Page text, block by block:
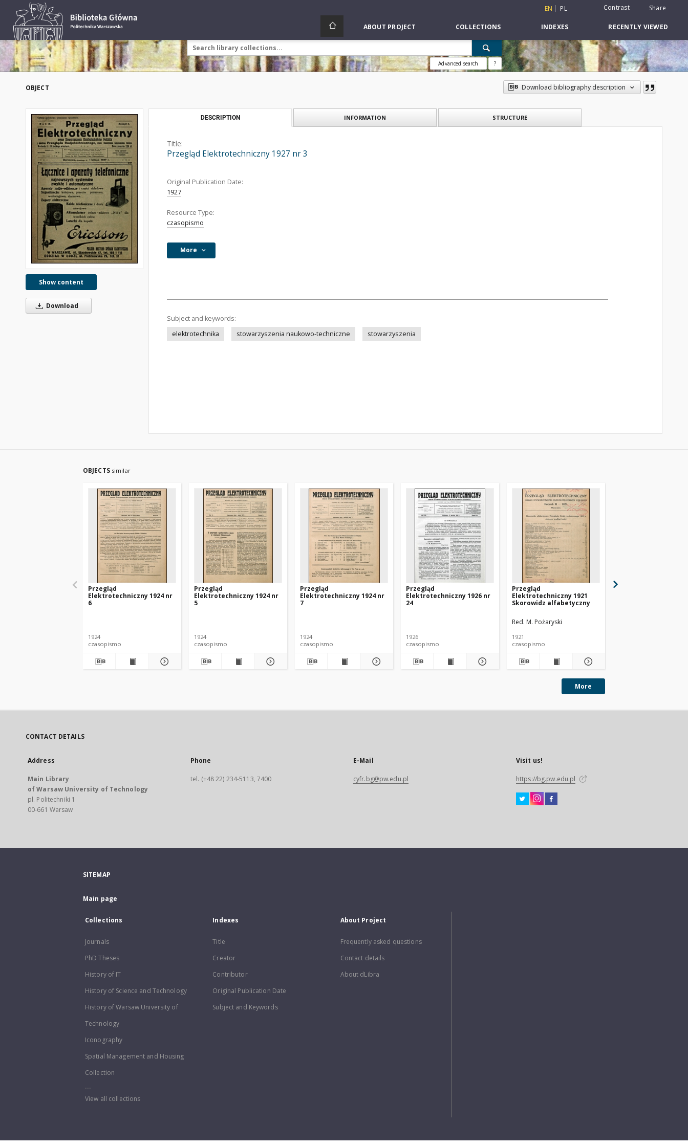
EN PL Contrast Share
ABOUT PROJECT COLLECTIONS INDEXES RECENTLY VIEWED
Advanced search ?
OBJECT Download bibliography description
Show content
Download
DESCRIPTION INFORMATION STRUCTURE
Title:
Przegląd Elektrotechniczny 1927 nr 3
Original Publication Date:
1927
Resource Type:
czasopismo
More
Subject and keywords:
elektrotechnika
stowarzyszenia naukowo-techniczne stowarzyszenia
OBJECTS similar
Przegląd
Elektrotechniczny 1924 nr
6
1924
czasopismo
Przegląd
Elektrotechniczny 1924 nr
5
1924
czasopismo
Przegląd
Elektrotechniczny 1924 nr
7
1924
czasopismo
Przegląd
Elektrotechniczny 1926 nr
24
1926
czasopismo
Przegląd
Elektrotechniczny 1921
Skorowidz alfabetyczny
Red. M. Pożaryski
1921
czasopismo
More
CONTACT DETAILS
Address
Main Library
of Warsaw University of Technology
pl. Politechniki 1
00-661 Warsaw
Phone
tel. (+48 22) 234-5113, 7400
E-Mail
cyfr.bg@pw.edu.pl
Visit us!
https://bg.pw.edu.pl
SITEMAP
Main page
Collections
Journals
PhD Theses
History of IT
History of Science and Technology
History of Warsaw University of
Technology
Iconography
Spatial Management and Housing
Collection
...
View all collections
Indexes
Title
Creator
Contributor
Original Publication Date
Subject and Keywords
About Project
Frequently asked questions
Contact details
About dLibra